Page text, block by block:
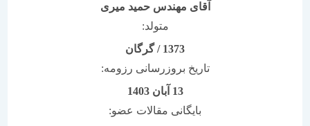
آقای مهندس حمید میری
گرگان
تاریخ بروزرسانی رزومه:
بایگانی مقالات عضو: